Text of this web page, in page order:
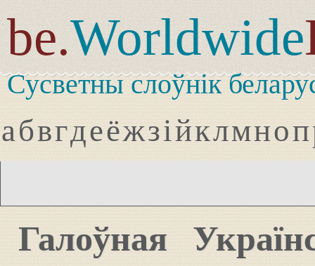
be.Worldwide
Сусветны слоўнік
абвгдеёжзійклмноп
Галоўная